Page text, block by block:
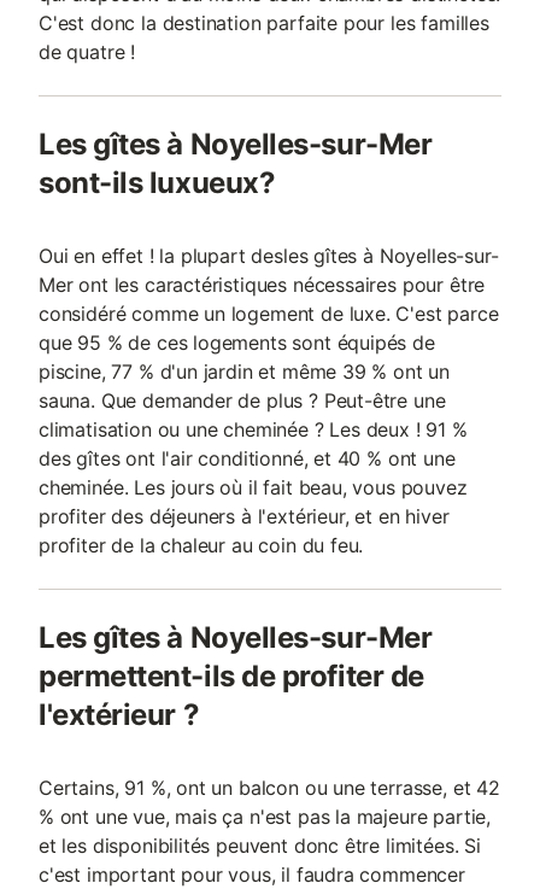
C'est donc la destination parfaite pour les familles
de quatre !
Les gîtes à Noyelles-sur-Mer
sont-ils luxueux?
Oui en effet ! la plupart desles gîtes à Noyelles-sur-
Mer ont les caractéristiques nécessaires pour être
considéré comme un logement de luxe. C'est parce
que 95 % de ces logements sont équipés de
piscine, 77 % d'un jardin et même 39 % ont un
sauna. Que demander de plus ? Peut-être une
climatisation ou une cheminée ? Les deux ! 91 %
des gîtes ont l'air conditionné, et 40 % ont une
cheminée. Les jours où il fait beau, vous pouvez
profiter des déjeuners à l'extérieur, et en hiver
profiter de la chaleur au coin du feu.
Les gîtes à Noyelles-sur-Mer
permettent-ils de profiter de
l'extérieur ?
Certains, 91 %, ont un balcon ou une terrasse, et 42
% ont une vue, mais ça n'est pas la majeure partie,
et les disponibilités peuvent donc être limitées. Si
c'est important pour vous, il faudra commencer